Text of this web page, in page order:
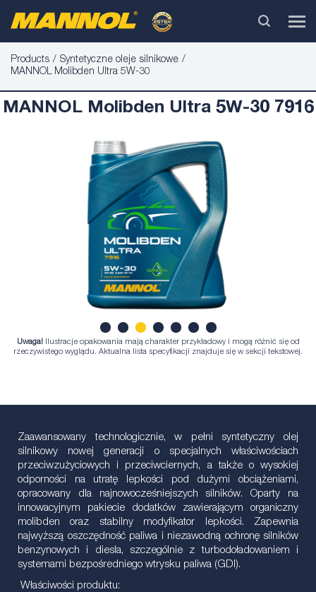
Products
Syntetyczne oleje silnikowe
MANNOL Molibden Ultra 5W-30
MANNOL Molibden Ultra 5W-30 7916
1 3 4 5 6 7
Uwaga! Ilustracje opakowania mają charakter przykładowy i mogą różnić się od
rzeczywistego wyglądu. Aktualna lista specyfikacji znajduje się w sekcji tekstowej.
Zaawansowany technologicznie, w pełni syntetyczny olej
silnikowy nowej generacji o specjalnych właściwościach
przeciwzużyciowych i przeciwciernych, a także o wysokiej
odporności na utratę lepkości pod dużymi obciążeniami,
opracowany dla najnowocześniejszych silników. Oparty na
innowacyjnym pakiecie dodatków zawierającym organiczny
molibden oraz stabilny modyfikator lepkości. Zapewnia
najwyższą oszczędność paliwa i niezawodną ochronę silników
benzynowych i diesla, szczególnie z turbodoładowaniem i
systemami bezpośredniego wtrysku paliwa (GDI).
Właściwości produktu: